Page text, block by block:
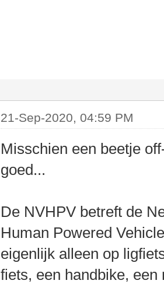
21-Sep-2020, 04:59 PM
Misschien een beetje
goed...
De NVHPV betreft de
Human Powered
eigenlijk alleen op
fiets, een handbike,